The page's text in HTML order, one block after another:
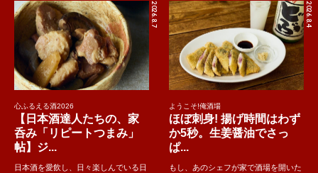
2026.8.7
心ふるえる酒2026
【日本酒達人たちの、家
呑み「リピートつまみ」
帖】ジ...
日本酒を愛飲し、日々楽しんでいる日
2026.8.4
ようこそ!俺酒場
ほぼ刺身! 揚げ時間はわず
か5秒。生姜醤油でさっ
ぱ...
もし、あのシェフが家で酒場を開いた